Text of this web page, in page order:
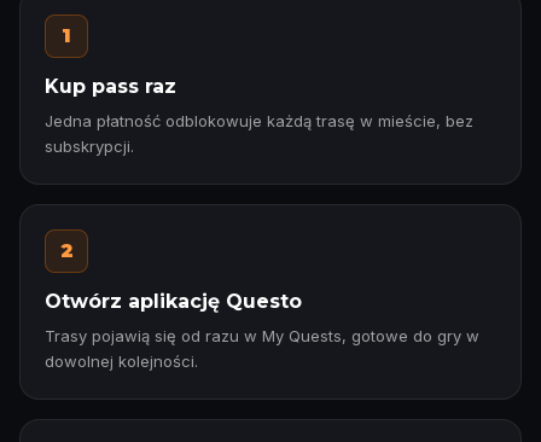
1
Kup pass raz
Jedna płatność odblokowuje każdą trasę w mieście, bez
subskrypcji.
2
Otwórz aplikację Questo
Trasy pojawią się od razu w My Quests, gotowe do gry w
dowolnej kolejności.